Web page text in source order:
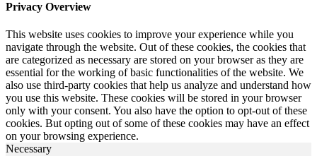
Privacy Overview
This website uses cookies to improve your experience while you
navigate through the website. Out of these cookies, the cookies that
are categorized as necessary are stored on your browser as they are
essential for the working of basic functionalities of the website. We
also use third-party cookies that help us analyze and understand how
you use this website. These cookies will be stored in your browser
only with your consent. You also have the option to opt-out of these
cookies. But opting out of some of these cookies may have an effect
on your browsing experience.
Necessary